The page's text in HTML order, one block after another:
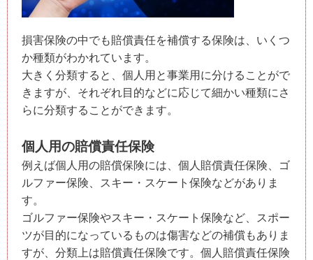
損害保険の中でも賠償責任を補償する保険は、いくつ
か種類がわかれています。
大きく分類すると、個人用と事業用に分けることがで
きますが、それぞれ目的などに応じて細かい種類にさ
らに分類することができます。
個人用の賠償責任保険
例えば個人用の賠償保険には、個人賠償責任保険、ゴ
ルファー保険、スキー・スケート保険などがありま
す。
ゴルファー保険やスキー・スケート保険など、スポー
ツが目的になっているものは傷害などの補償もありま
すが、分類上は賠償責任保険です。個人賠償責任保険